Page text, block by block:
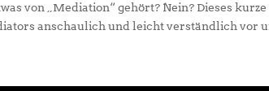
von „Mediation“ gehört? Nein? Dieses
anschaulich und leicht verständlich vor